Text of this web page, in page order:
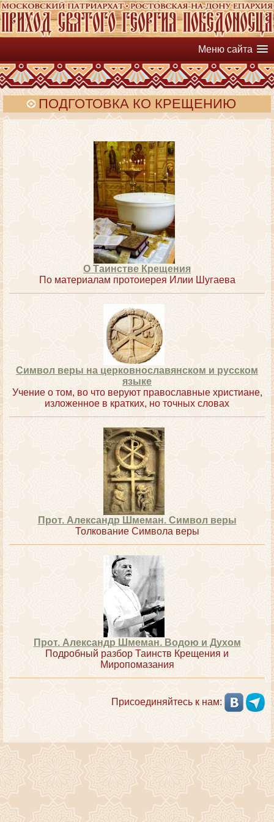
Меню сайта
ПОДГОТОВКА КО КРЕЩЕНИЮ
О Таинстве Крещения
По материалам протоиерея Илии Шугаева
Символ веры на церковнославянском и русском
языке
Учение о том, во что веруют православные христиане,
изложенное в кратких, но точных словах
Прот. Александр Шмеман. Символ веры
Толкование Символа веры
Прот. Александр Шмеман. Водою и Духом
Подробный разбор Таинств Крещения и
Миропомазания
Присоединяйтесь к нам: